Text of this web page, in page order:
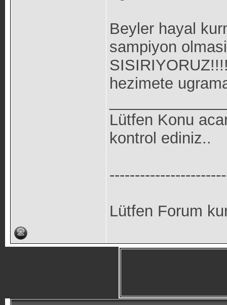
Beyler hayal
sampiyon
hezimete
Lütfen Konu
kontrol ediniz..
Lütfen Forum